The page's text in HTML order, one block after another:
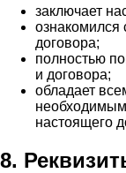
заключает
ознакомился
договора;
полностью
и договора;
обладает
настоящего
8.